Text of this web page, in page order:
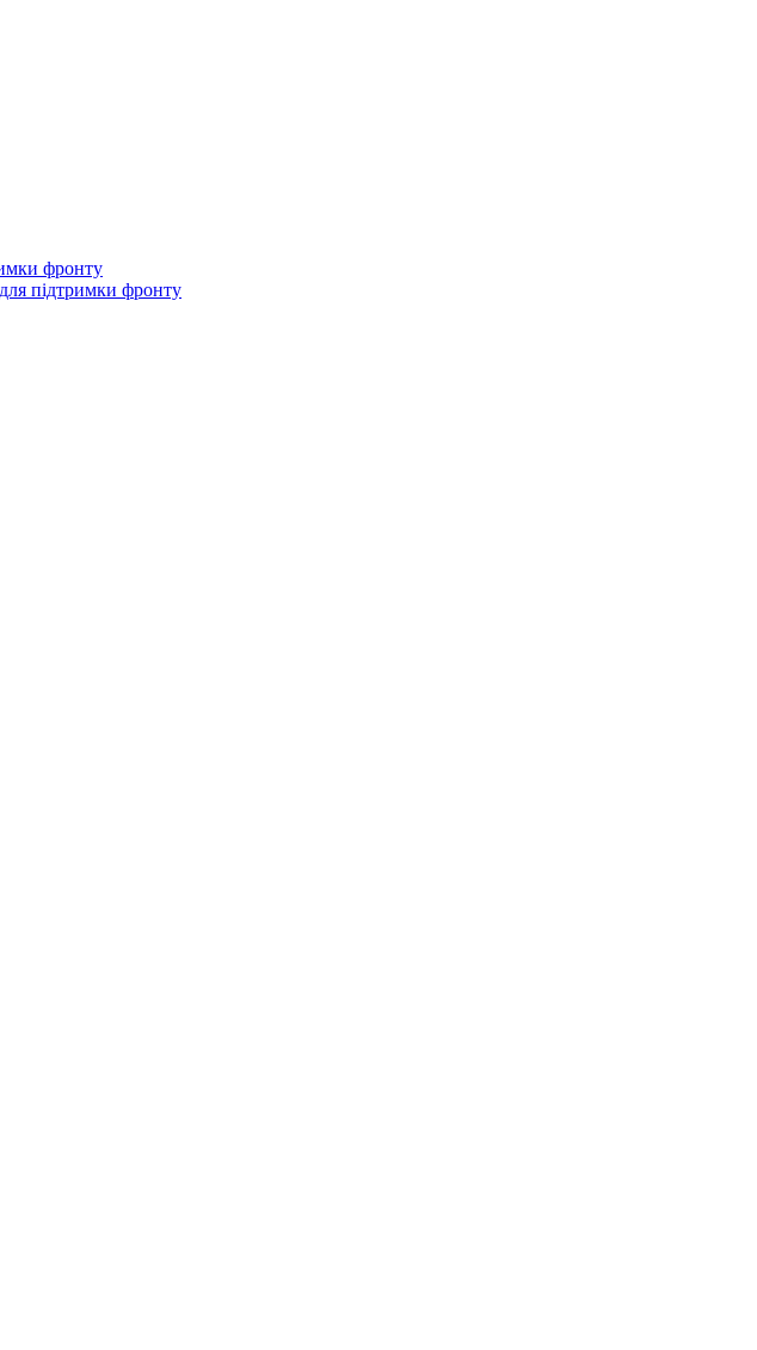
підтримки фронту